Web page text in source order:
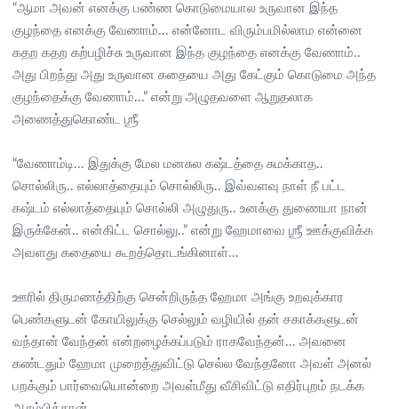
“ஆமா அவன் எனக்கு பண்ண கொடுமையால உருவான இந்த
குழந்தை எனக்கு வேணாம்... என்னோட விரும்பமில்லாம என்னை
கதற கதற கற்பழிச்சு உருவான இந்த குழந்தை எனக்கு வேணாம்..
அது பிறந்து அது உருவான கதையை அது கேட்கும் கொடுமை அந்த
குழந்தைக்கு வேணாம்...” என்று அழுதவளை ஆறுதலாக
அணைத்துகொண்ட ஶ்ரீ
“வேணாம்டி... இதுக்கு மேல மனசுல கஷ்டத்தை சுமக்காத..
சொல்லிரு.. எல்லாத்தையும் சொல்லிரு.. இவ்வளவு நாள் நீ பட்ட
கஷ்டம் எல்லாத்தையும் சொல்லி அழுதுரு.. உனக்கு துணையா நான்
இருக்கேன்.. என்கிட்ட சொல்லு..” என்று ஹேமாவை ஶ்ரீ ஊக்குவிக்க
அவளது கதையை கூறத்தொடங்கினாள்...
ஊரில் திருமணத்திற்கு சென்றிருந்த ஹேமா அங்கு உறவுக்கார
பெண்களுடன் கோயிலுக்கு செல்லும் வழியில் தன் சகாக்களுடன்
வந்தான் வேந்தன் என்றழைக்கப்படும் ராகவேந்தன்... அவனை
கண்டதும் ஹேமா முறைத்துவிட்டு செல்ல வேந்தனோ அவள் அனல்
பறக்கும் பார்வையொன்றை அவள்மீது வீசிவிட்டு எதிர்புறம் நடக்க